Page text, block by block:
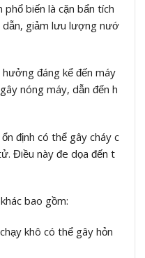
biến là cặn bẩn tích
dẫn, giảm lưu lượng nướ
đáng kể đến máy
nóng máy, dẫn đến h
định có thể gây cháy c
Điều này đe dọa đến t
bao gồm:
khô có thể gây hỏn